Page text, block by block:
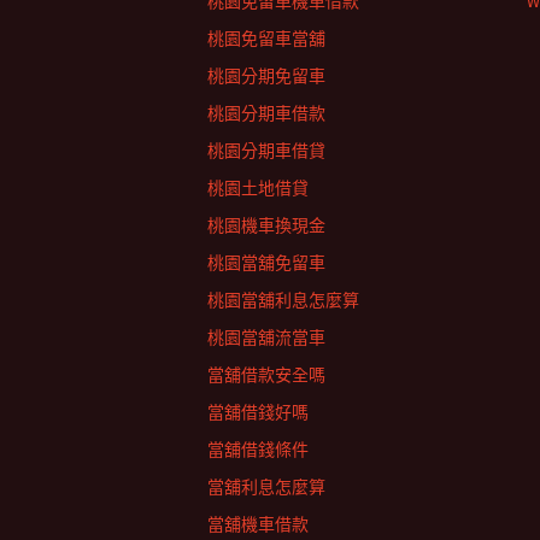
桃園免留車當舖
桃園分期免留車
桃園分期車借款
桃園分期車借貸
桃園土地借貸
桃園機車換現金
桃園當舖免留車
桃園當舖利息怎麼算
桃園當舖流當車
當舖借款安全嗎
當舖借錢好嗎
當舖借錢條件
當舖利息怎麼算
當舖機車借款